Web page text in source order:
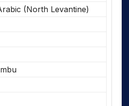
(North Levantine)